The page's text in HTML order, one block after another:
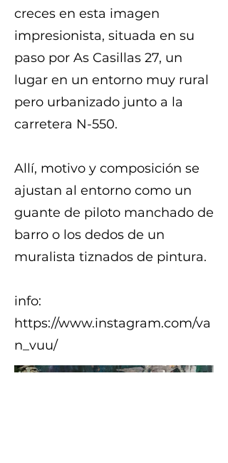
creces en esta imagen
impresionista, situada en su
paso por As Casillas 27, un
lugar en un entorno muy rural
pero urbanizado junto a la
carretera N-550.
Allí, motivo y composición se
ajustan al entorno como un
guante de piloto manchado de
barro o los dedos de un
muralista tiznados de pintura.
info:
https://www.instagram.com/va
n_vuu/